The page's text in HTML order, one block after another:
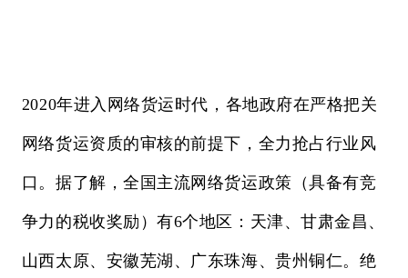
2020年进入网络货运时代，各地政府在严格把关
网络货运资质的审核的前提下，全力抢占行业风
口。据了解，全国主流网络货运政策（具备有竞
争力的税收奖励）有6个地区：天津、甘肃金昌、
山西太原、安徽芜湖、广东珠海、贵州铜仁。绝